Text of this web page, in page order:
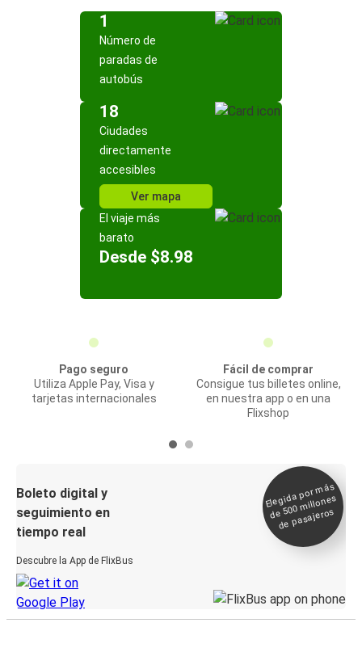
1
Número de
paradas de
autobús
18
Ciudades
directamente
accesibles
Ver mapa
El viaje más
barato
Desde $8.98
Pago seguro
Utiliza Apple Pay, Visa y
tarjetas internacionales
Fácil de comprar
Consigue tus billetes online,
en nuestra app o en una
Flixshop
Boleto digital y
seguimiento en
tiempo real
Descubre la App de FlixBus
Elegida por
más
de 500
millones
de pasajeros